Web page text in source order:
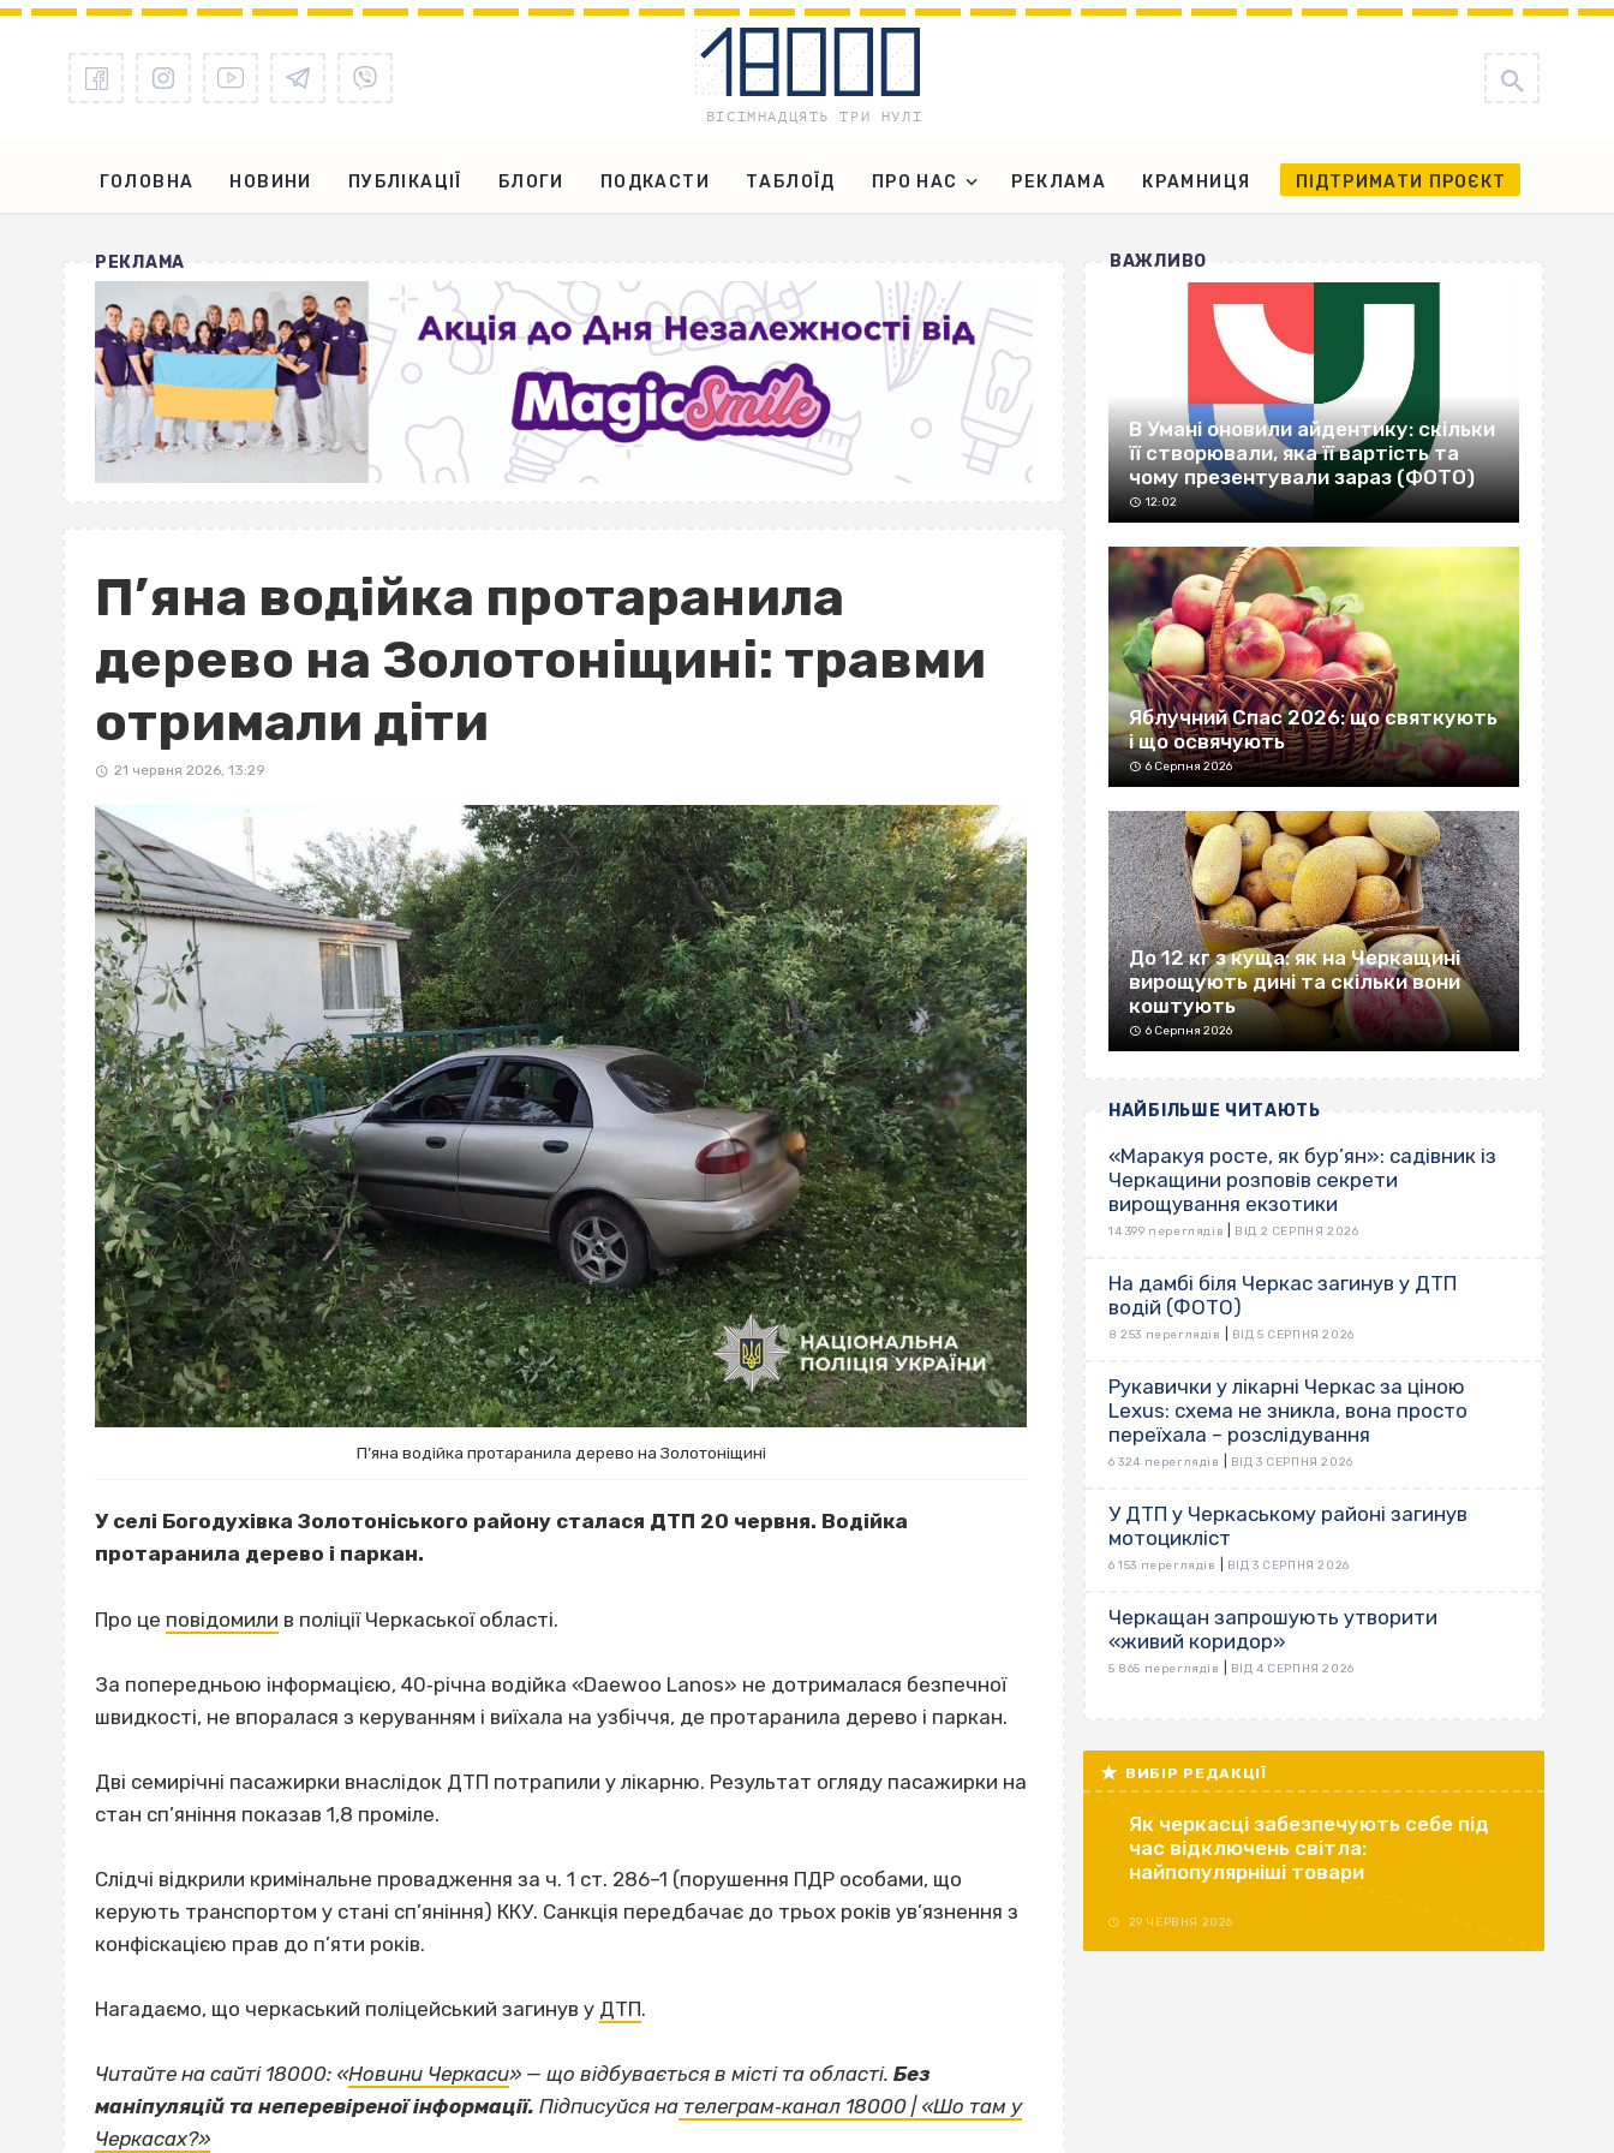
ГОЛОВНА НОВИНИ ПУБЛІКАЦІЇ БЛОГИ ПОДКАСТИ ТАБЛОЇД ПРО НАС РЕКЛАМА КРАМНИЦЯ ПІДТРИМАТИ ПРОЄКТ
РЕКЛАМА
П’яна водійка протаранила
дерево на Золотоніщині: травми
отримали діти
21 червня 2026, 13:29
П’яна водійка протаранила дерево на Золотоніщині
У селі Богодухівка Золотоніського району сталася ДТП 20 червня. Водійка
протаранила дерево і паркан.
Про це повідомили в поліції Черкаської області.
За попередньою інформацією, 40‐річна водійка «Daewoo Lanos» не дотрималася безпечної
швидкості, не впоралася з керуванням і виїхала на узбіччя, де протаранила дерево і паркан.
Дві семирічні пасажирки внаслідок ДТП потрапили у лікарню. Результат огляду пасажирки на
стан сп’яніння показав 1,8 проміле.
Слідчі відкрили кримінальне провадження за ч. 1 ст. 286–1 (порушення ПДР особами, що
керують транспортом у стані сп’яніння) ККУ. Санкція передбачає до трьох років ув’язнення з
конфіскацією прав до п’яти років.
Нагадаємо, що черкаський поліцейський загинув у ДТП.
Читайте на сайті 18000: «Новини Черкаси» — що відбувається в місті та області. Без
маніпуляцій та неперевіреної інформації. Підписуйся на телеграм‐канал 18000 | «Шо там у
Черкасах?»
ВАЖЛИВО
В Умані оновили айдентику: скільки
її створювали, яка її вартість та
чому презентували зараз (ФОТО)
12:02
Яблучний Спас 2026: що святкують
і що освячують
6 Серпня 2026
До 12 кг з куща: як на Черкащині
вирощують дині та скільки вони
коштують
6 Серпня 2026
НАЙБІЛЬШЕ ЧИТАЮТЬ
«Маракуя росте, як бур’ян»: садівник із
Черкащини розповів секрети
вирощування екзотики
14 399 переглядів ВІД 2 СЕРПНЯ 2026
На дамбі біля Черкас загинув у ДТП
водій (ФОТО)
8 253 переглядів ВІД 5 СЕРПНЯ 2026
Рукавички у лікарні Черкас за ціною
Lexus: схема не зникла, вона просто
переїхала – розслідування
6 324 переглядів ВІД 3 СЕРПНЯ 2026
У ДТП у Черкаському районі загинув
мотоцикліст
6 153 переглядів ВІД 3 СЕРПНЯ 2026
Черкащан запрошують утворити
«живий коридор»
5 865 переглядів ВІД 4 СЕРПНЯ 2026
ВИБІР РЕДАКЦІЇ
Як черкасці забезпечують себе під
час відключень світла:
найпопулярніші товари
29 ЧЕРВНЯ 2026